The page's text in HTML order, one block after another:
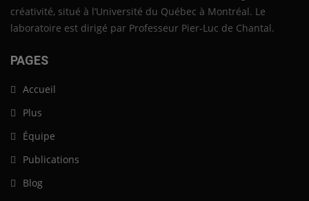
créativité, situé à l’Université du Québec à Montréal. Le
laboratoire est dirigé par Professeur Pier-Luc de Chantal.
PAGES
Accueil
Plus
Équipe
Publications
Blog